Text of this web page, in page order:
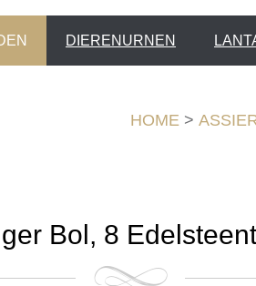
DIERENURNEN
HOME >
Bol, 8